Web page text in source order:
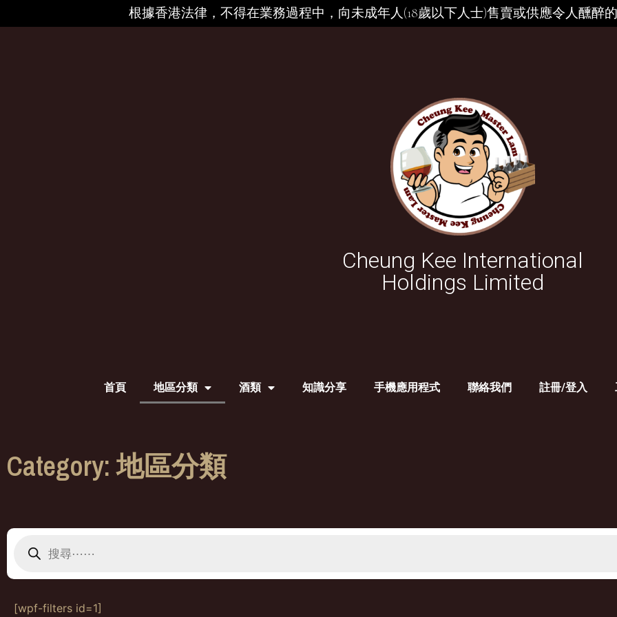
根據香港法律，不得在業務過程中，向未成年人(18歲以下人士)售賣或供應令人醺醉
Cheung Kee International
Holdings Limited
首頁 地區分類 酒類 知識分享 手機應用程式 聯絡我們 註冊/登入
Category: 地區分類
[wpf-filters id=1]